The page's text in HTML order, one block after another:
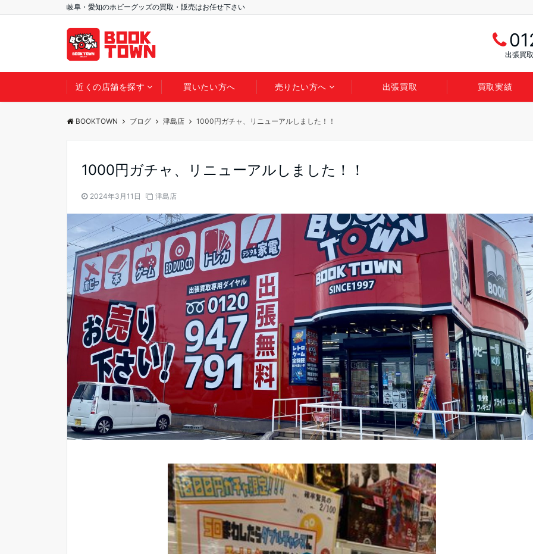
岐阜・愛知のホビーグッズの買取・販売はお任せ下さい
出張買
近くの店舗を探す 買いたい方へ 売りたい方へ 出張買取 買取実績
BOOKTOWN ブログ 津島店 1000円ガチャ、リニューアルしました！！
1000円ガチャ、リニューアルしました！！
2024年3月11日 津島店